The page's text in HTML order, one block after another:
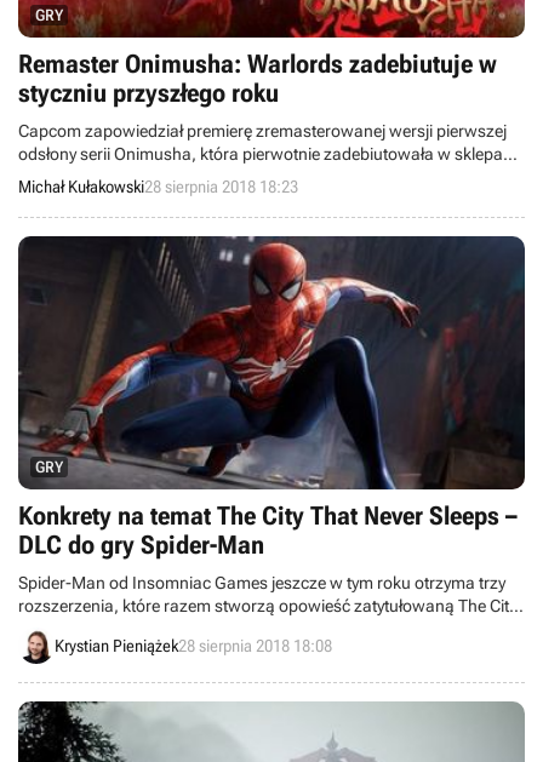
GRY
Remaster Onimusha: Warlords zadebiutuje w
styczniu przyszłego roku
Capcom zapowiedział premierę zremasterowanej wersji pierwszej
odsłony serii Onimusha, która pierwotnie zadebiutowała w sklepach
w 2001 roku. Tytuł pojawi się w styczniu przyszłego roku na
komputerach PC oraz konsolach PlayStation 4, Xbox One i Nintendo
Switch.
Michał Kułakowski28 sierpnia 2018 18:23
GRY
Konkrety na temat The City That Never Sleeps –
DLC do gry Spider-Man
Spider-Man od Insomniac Games jeszcze w tym roku otrzyma trzy
rozszerzenia, które razem stworzą opowieść zatytułowaną The City
That Never Sleeps. Twórcy podzielili się nie tylko informacjami na
temat zawartości pierwszego odcinka, lecz również zdradzili, kiedy
Krystian Pieniążek28 sierpnia 2018 18:08